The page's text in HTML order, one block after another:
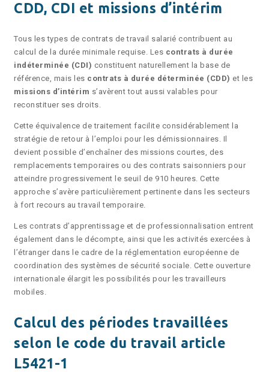
CDD, CDI et missions d’intérim
Tous les types de contrats de travail salarié contribuent au
calcul de la durée minimale requise. Les contrats à durée
indéterminée (CDI) constituent naturellement la base de
référence, mais les contrats à durée déterminée (CDD) et les
missions d’intérim s’avèrent tout aussi valables pour
reconstituer ses droits.
Cette équivalence de traitement facilite considérablement la
stratégie de retour à l’emploi pour les démissionnaires. Il
devient possible d’enchaîner des missions courtes, des
remplacements temporaires ou des contrats saisonniers pour
atteindre progressivement le seuil de 910 heures. Cette
approche s’avère particulièrement pertinente dans les secteurs
à fort recours au travail temporaire.
Les contrats d’apprentissage et de professionnalisation entrent
également dans le décompte, ainsi que les activités exercées à
l’étranger dans le cadre de la réglementation européenne de
coordination des systèmes de sécurité sociale. Cette ouverture
internationale élargit les possibilités pour les travailleurs
mobiles.
Calcul des périodes travaillées
selon le code du travail article
L5421-1